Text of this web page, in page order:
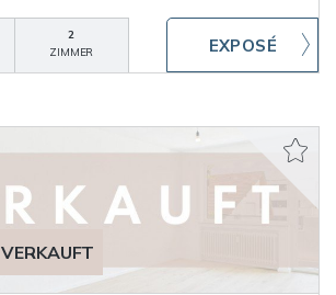
2
ZIMMER
VERKAUFT